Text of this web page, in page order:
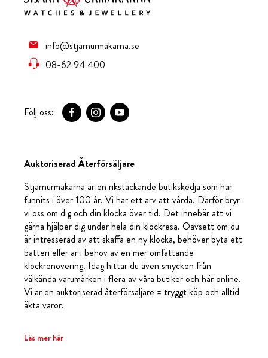
info@stjarnurmakarna.se
08-62 94 400
Följ oss:
Auktoriserad Återförsäljare
Stjärnurmakarna är en rikstäckande butikskedja som har
funnits i över 100 år. Vi har ett arv att vårda. Därför bryr
vi oss om dig och din klocka över tid. Det innebär att vi
gärna hjälper dig under hela din klockresa. Oavsett om du
är intresserad av att skaffa en ny klocka, behöver byta ett
batteri eller är i behov av en mer omfattande
klockrenovering. Idag hittar du även smycken från
välkända varumärken i flera av våra butiker och här online.
Vi är en auktoriserad återförsäljare = tryggt köp och alltid
äkta varor.
Läs mer här